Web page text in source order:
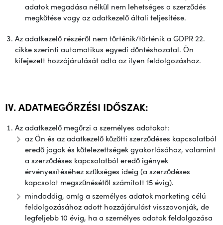
adatok megadása nélkül nem lehetséges a szerződés
megkötése vagy az adatkezelő általi teljesítése.
Az adatkezelő részéről nem történik/történik a GDPR 22.
cikke szerinti automatikus egyedi döntéshozatal. Ön
kifejezett hozzájárulását adta az ilyen feldolgozáshoz.
IV. ADATMEGŐRZÉSI IDŐSZAK:
Az adatkezelő megőrzi a személyes adatokat:
az Ön és az adatkezelő közötti szerződéses kapcsolatból
eredő jogok és kötelezettségek gyakorlásához, valamint
a szerződéses kapcsolatból eredő igények
érvényesítéséhez szükséges ideig (a szerződéses
kapcsolat megszűnésétől számított 15 évig).
mindaddig, amíg a személyes adatok marketing célú
feldolgozásához adott hozzájárulást visszavonják, de
legfeljebb 10 évig, ha a személyes adatok feldolgozása